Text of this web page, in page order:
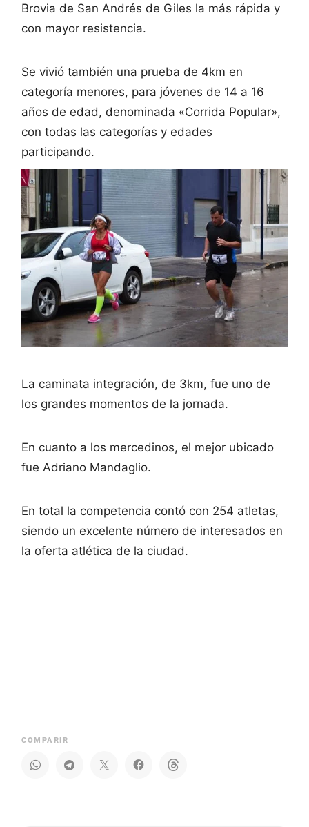
Brovia de San Andrés de Giles la más rápida y
con mayor resistencia.
Se vivió también una prueba de 4km en
categoría menores, para jóvenes de 14 a 16
años de edad, denominada «Corrida Popular»,
con todas las categorías y edades
participando.
La caminata integración, de 3km, fue uno de
los grandes momentos de la jornada.
En cuanto a los mercedinos, el mejor ubicado
fue Adriano Mandaglio.
En total la competencia contó con 254 atletas,
siendo un excelente número de interesados en
la oferta atlética de la ciudad.
COMPARIR